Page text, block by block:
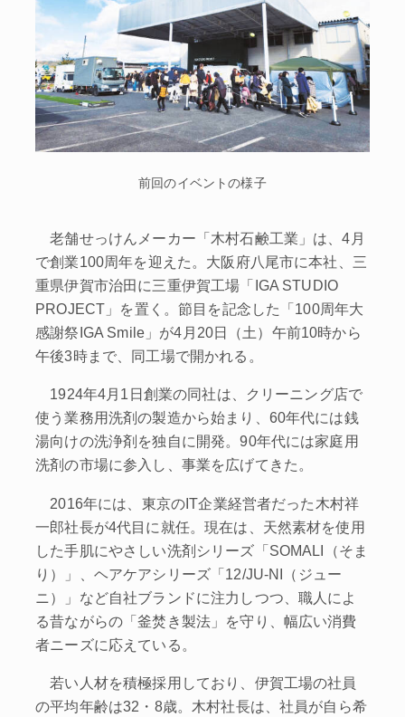
前回のイベントの様子
老舗せっけんメーカー「木村石鹸工業」は、4月
で創業100周年を迎えた。大阪府八尾市に本社、三
重県伊賀市治田に三重伊賀工場「IGA STUDIO
PROJECT」を置く。節目を記念した「100周年大
感謝祭IGA Smile」が4月20日（土）午前10時から
午後3時まで、同工場で開かれる。
1924年4月1日創業の同社は、クリーニング店で
使う業務用洗剤の製造から始まり、60年代には銭
湯向けの洗浄剤を独自に開発。90年代には家庭用
洗剤の市場に参入し、事業を広げてきた。
2016年には、東京のIT企業経営者だった木村祥
一郎社長が4代目に就任。現在は、天然素材を使用
した手肌にやさしい洗剤シリーズ「SOMALI（そま
り）」、ヘアケアシリーズ「12/JU‐NI（ジュー
ニ）」など自社ブランドに注力しつつ、職人によ
る昔ながらの「釜焚き製法」を守り、幅広い消費
者ニーズに応えている。
若い人材を積極採用しており、伊賀工場の社員
の平均年齢は32・8歳。木村社長は、社員が自ら希